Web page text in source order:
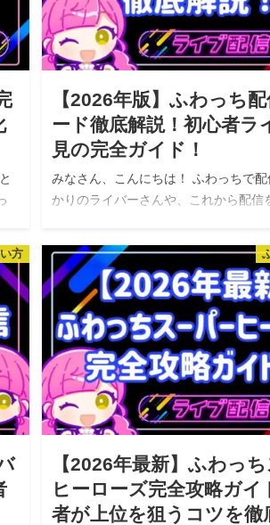
、
【2026年版】ふわっち
ード徹底解説！初心者ラ
見の完全ガイド！
みなさん、こんにちは！ ふわっちで
かりのライバーさんや、これから配信
言葉を目にしたことがあるのではない
この配信者グレードは、ふわっちで…
方
【2026年最新】ふわっ
ヒーローズ完全攻略ガイ
者が上位を狙うコツを徹